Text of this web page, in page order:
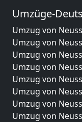
Umzüge-
Umzug von
Umzug von
Umzug von
Umzug von
Umzug von
Umzug von
Umzug von
Umzug von